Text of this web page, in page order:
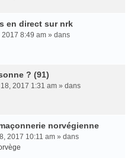
en direct sur nrk
2017 8:49 am » dans
? (91)
2017 1:31 am » dans
norvégienne
2017 10:11 am » dans